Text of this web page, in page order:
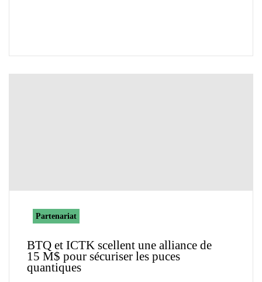
Partenariat
BTQ et ICTK scellent une alliance de
15 M$ pour sécuriser les puces
quantiques